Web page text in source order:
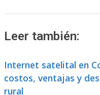
Leer también:
Internet satelital en
costos, ventajas y
rural